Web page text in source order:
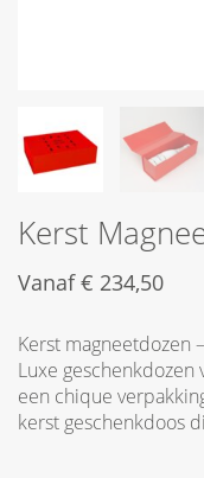
Kerst
Vanaf€ 234,50
Kerst magneetdozen
Luxe geschenkdozen
een chique
kerst geschenkdoos